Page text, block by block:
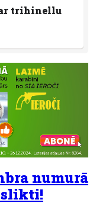
trihinellu
numurā
slikti!